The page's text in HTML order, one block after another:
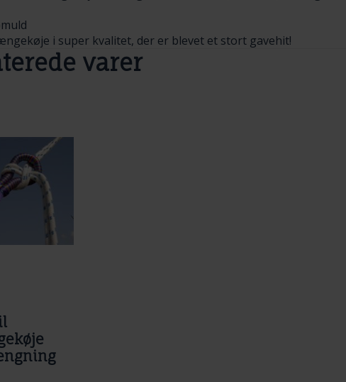
i super kvalitet, der er blevet et stort gavehit!
varer